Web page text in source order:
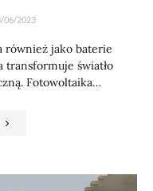
06/2023
również jako baterie
transformuje światło
Fotowoltaika…